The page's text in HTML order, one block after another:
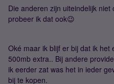
Die anderen zijn uiteindelijk
probeer ik dat ook😉
Oké maar ik blijf er bij dat ik
500mb extra.. Bij andere
ik eerder zat was het in ieder
bij te kopen.